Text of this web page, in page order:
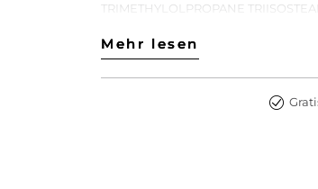
TRIMETHYLOLPROPANE
HYDROXIDE • PENTAERYTHRITYL
GRANDIFLORUM (JASMINE) FLOWER
Art.Nr:2900273305087
Mehr lesen
Mehr lesen